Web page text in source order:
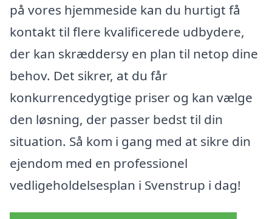
på vores hjemmeside kan du hurtigt få
kontakt til flere kvalificerede udbydere,
der kan skræddersy en plan til netop dine
behov. Det sikrer, at du får
konkurrencedygtige priser og kan vælge
den løsning, der passer bedst til din
situation. Så kom i gang med at sikre din
ejendom med en professionel
vedligeholdelsesplan i Svenstrup i dag!